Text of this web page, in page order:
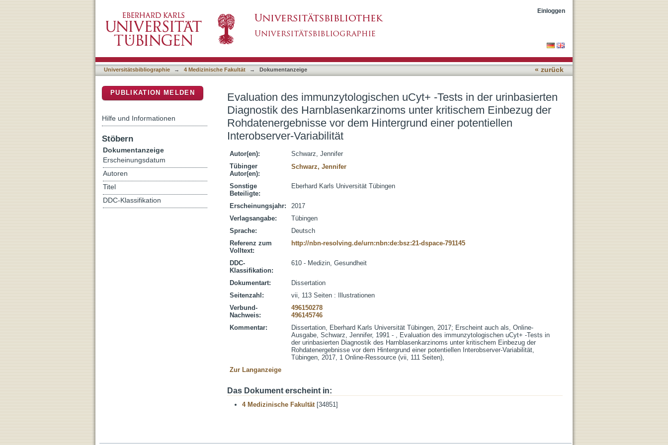
Harnblasenkarzinoms unter kritischem Einbezug der Rohdatenergebnisse vor dem Hintergrund
einer potentiellen Interobserver-Variabilität
Einloggen
Universitätsbibliographie → 4 Medizinische Fakultät → Dokumentanzeige « zurück
Evaluation des immunzytologischen uCyt+ -Tests in der urinbasierten
Diagnostik des Harnblasenkarzinoms unter kritischem Einbezug der
Rohdatenergebnisse vor dem Hintergrund einer potentiellen
Interobserver-Variabilität
Autor(en):
Schwarz, Jennifer
Tübinger
Autor(en):
Schwarz, Jennifer
Sonstige
Beteiligte:
Eberhard Karls Universität Tübingen
Erscheinungsjahr:
2017
Verlagsangabe:
Tübingen
Sprache:
Deutsch
Referenz zum
Volltext:
http://nbn-resolving.de/urn:nbn:de:bsz:21-dspace-791145
DDC-
Klassifikation:
610 - Medizin, Gesundheit
Dokumentart:
Dissertation
Seitenzahl:
vii, 113 Seiten : Illustrationen
Verbund-
Nachweis:
496150278
496145746
Kommentar:
Dissertation, Eberhard Karls Universität Tübingen, 2017; Erscheint auch als, Online-
Ausgabe, Schwarz, Jennifer, 1991 - , Evaluation des immunzytologischen uCyt+ -Tests in
der urinbasierten Diagnostik des Harnblasenkarzinoms unter kritischem Einbezug der
Rohdatenergebnisse vor dem Hintergrund einer potentiellen Interobserver-Variabilität,
Tübingen, 2017, 1 Online-Ressource (vii, 111 Seiten),
Zur Langanzeige
Das Dokument erscheint in:
4 Medizinische Fakultät[34851]
PUBLIKATION MELDEN
Hilfe und Informationen
Stöbern
Dokumentanzeige
Erscheinungsdatum
Autoren
Titel
DDC-Klassifikation